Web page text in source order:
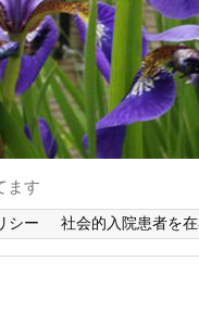
ます
シー 社会的入院患者を